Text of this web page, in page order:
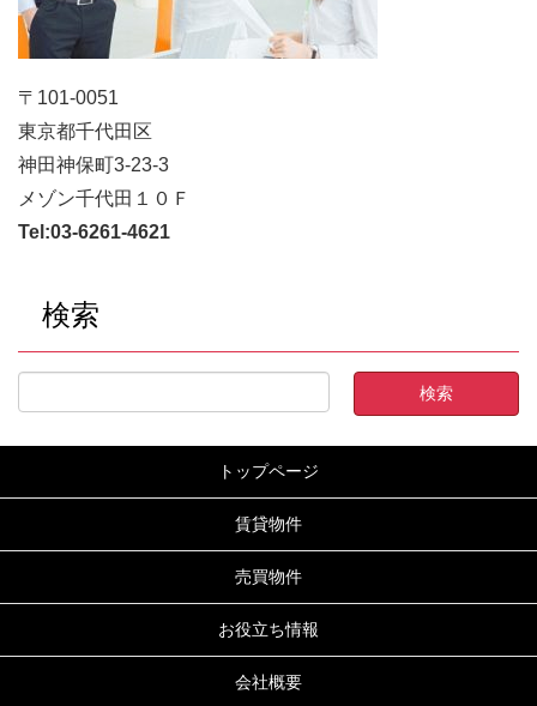
〒101-0051
東京都千代田区
神田神保町3-23-3
メゾン千代田１０Ｆ
Tel:03-6261-4621
検索
トップページ
賃貸物件
売買物件
お役立ち情報
会社概要